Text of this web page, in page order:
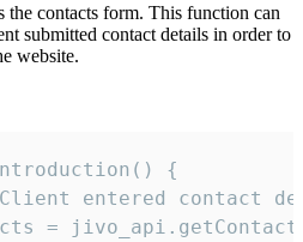
contacts form. This function can
submitted contact details in order to
website.
{
entered contact
=